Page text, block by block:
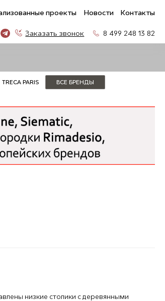
проекты Новости Контакты
Заказать звонок 8 499 248 13 82
TRECA PARIS ВСЕ БРЕНДЫ
низкие столики с деревянными